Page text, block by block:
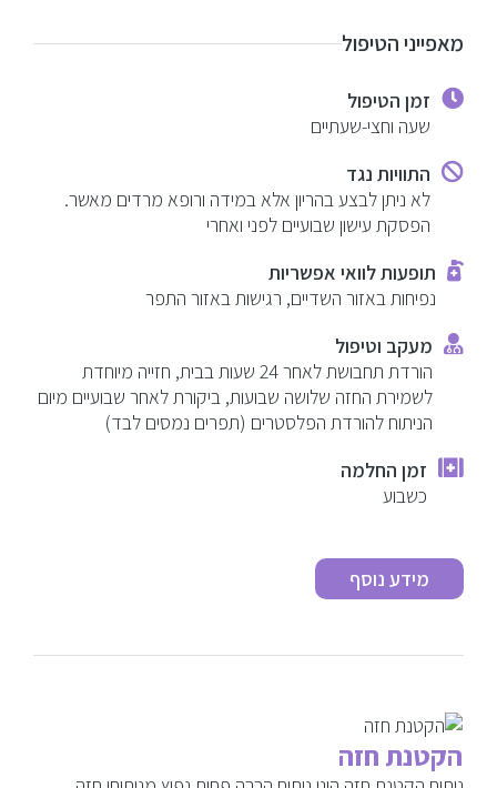
מאפייני הטיפול
זמן הטיפול
שעה וחצי-שעתיים
התוויות נגד
לא ניתן לבצע בהריון אלא במידה ורופא מרדים מאשר.
הפסקת עישון שבועיים לפני ואחרי
תופעות לוואי אפשריות
נפיחות באזור השדיים, רגישות באזור התפר
מעקב וטיפול
הורדת תחבושת לאחר 24 שעות בבית, חזייה מיוחדת
לשמירת החזה שלושה שבועות, ביקורת לאחר שבועיים מיום
הניתוח להורדת הפלסטרים (תפרים נמסים לבד)
זמן החלמה
כשבוע
מידע נוסף
הקטנת חזה